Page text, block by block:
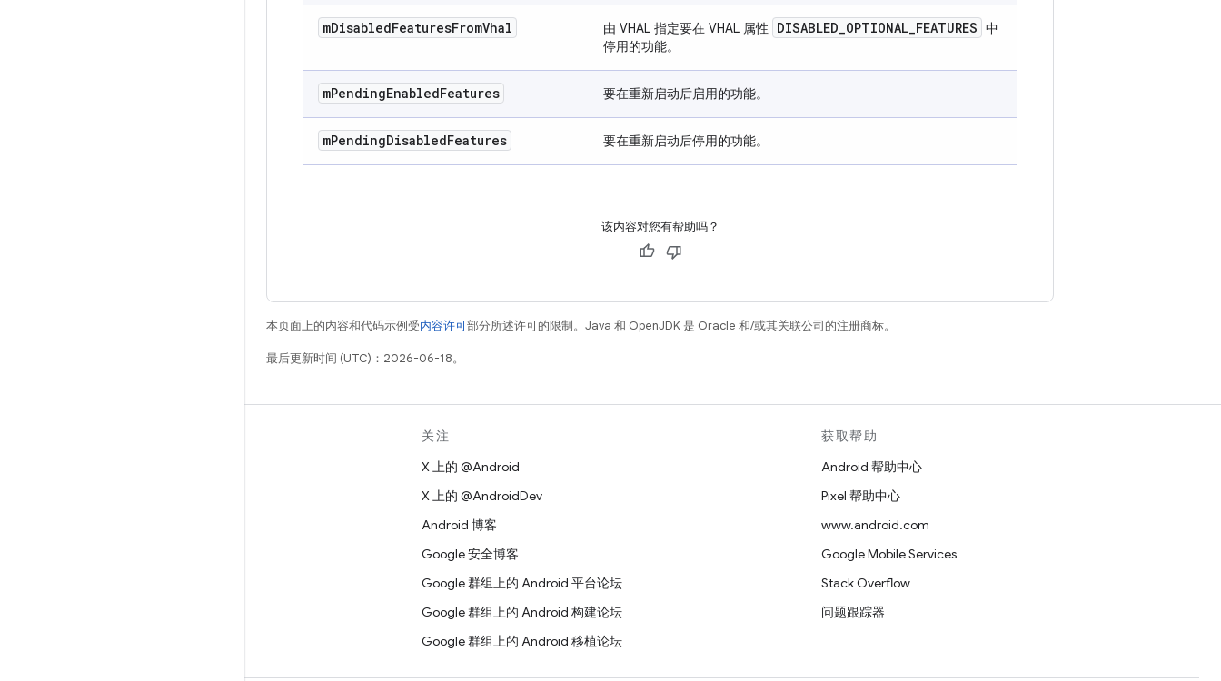
mDisabledFeaturesFromVhal 由 VHAL 指定要在 VHAL 属性 DISABLED_OPTIONAL_FEATURES 中
停用的功能。
mPendingEnabledFeatures 要在重新启动后启用的功能。
mPendingDisabledFeatures 要在重新启动后停用的功能。
该内容对您有帮助吗？
本页面上的内容和代码示例受内容许可部分所述许可的限制。Java 和 OpenJDK 是 Oracle 和/或其关联公司的注册商标。
最后更新时间 (UTC)：2026-06-18。
关注
X 上的 @Android
X 上的 @AndroidDev
Android 博客
Google 安全博客
Google 群组上的 Android 平台论坛
Google 群组上的 Android 构建论坛
Google 群组上的 Android 移植论坛
获取帮助
Android 帮助中心
Pixel 帮助中心
www.android.com
Google Mobile Services
Stack Overflow
问题跟踪器